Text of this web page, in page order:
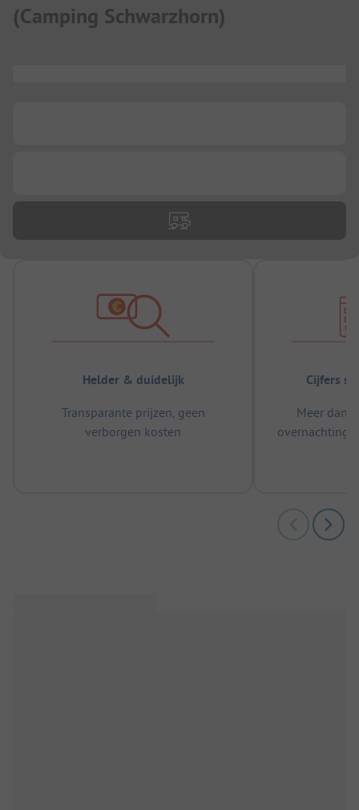
(Camping Schwarzhorn)
Helder & duidelijk
Transparante prijzen, geen
verborgen kosten
Cijfers
Meer dan